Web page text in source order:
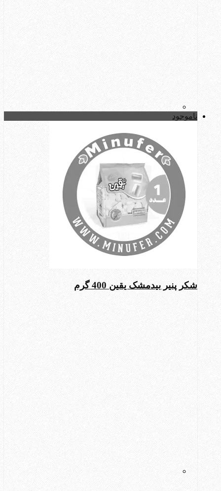
ناموجود
شکر پنیر بیدمشک یقین 400 گرم